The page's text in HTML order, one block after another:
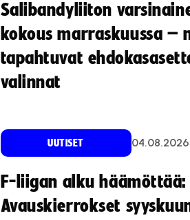
Salibandyliiton
kokous marraskuussa –
tapahtuvat
valinnat
UUTISET 04.08.2026
F-liigan alku häämöttää:
Avauskierrokset